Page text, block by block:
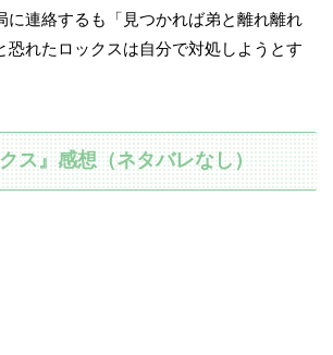
に連絡するも「見つかれば弟と離れ離れ
恐れたロックスは自分で対処しようとす
ス』感想（ネタバレなし）